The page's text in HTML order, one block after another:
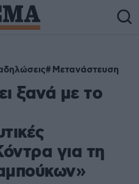
Μετανάστευση
ξανά με το
για τη